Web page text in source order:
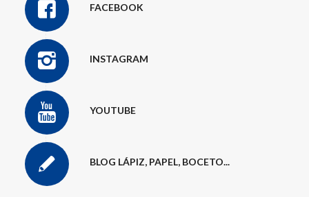
FACEBOOK
INSTAGRAM
YOUTUBE
BLOG LÁPIZ, PAPEL, BOCETO...